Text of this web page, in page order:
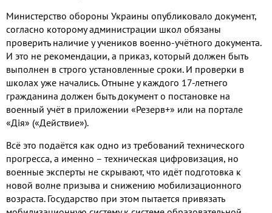
Министерство обороны Украины опубликовало документ,
согласно которому администрации школ обязаны
проверить наличие у учеников военно-учётного документа.
И это не рекомендации, а приказ, который должен быть
выполнен в строго установленные сроки. И проверки в
школах уже начались. Отныне у каждого 17-летнего
гражданина должен быть документ о постановке на
военный учёт в приложении «Резерв+» или на портале
«Дія» («Действие»).
Всё это подаётся как одно из требований технического
прогресса, а именно – техническая цифровизация, но
военные эксперты не скрывают, что идёт подготовка к
новой волне призыва и снижению мобилизационного
возраста. Государство при этом пытается привязать